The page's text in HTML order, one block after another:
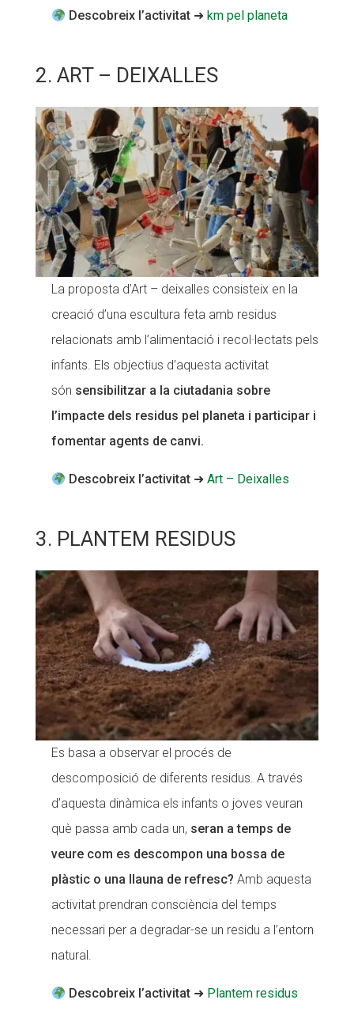
Descobreix l’activitat ➜ km pel planeta
2. ART – DEIXALLES
La proposta d’Art – deixalles consisteix en la
creació d’una escultura feta amb residus
relacionats amb l’alimentació i recol·lectats pels
infants. Els objectius d’aquesta activitat
són sensibilitzar a la ciutadania sobre
l’impacte dels residus pel planeta i participar i
fomentar agents de canvi.
Descobreix l’activitat ➜ Art – Deixalles
3. PLANTEM RESIDUS
Es basa a observar el procés de
descomposició de diferents residus. A través
d’aquesta dinàmica els infants o joves veuran
què passa amb cada un, seran a temps de
veure com es descompon una bossa de
plàstic o una llauna de refresc? Amb aquesta
activitat prendran consciència del temps
necessari per a degradar-se un residu a l’entorn
natural.
Descobreix l’activitat ➜ Plantem residus